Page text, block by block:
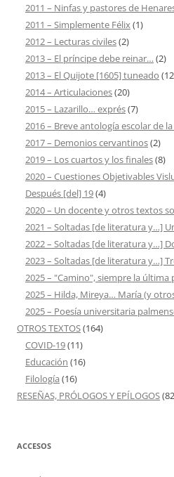
2011 – Ninfas y pastores de
2011 – Simplemente Félix(1)
2012 – Lecturas civiles(2)
2013 – El príncipe debe reinar… (2)
2013 – El Quijote [1605] tuneado
2014 – Articulaciones(20)
2015 – Lazarillo… exprés(7)
2016 – Breve antología escolar de
2017 – Demonios cervantinos(2)
2019 – Los cuartos y los finales(8)
2020 – Cuestiones Objetivables
Después [del] 19(4)
2020 – Un docente y otros textos
2021 – Soltadas [de literatura y…]
2022 – Soltadas [de literatura y…]
2023 – Soltadas [de literatura y…]
2025 – "Camino", siempre la última
2025 – Hilda, Mireya… María (y
2025 – Poesía universitaria
OTROS TEXTOS(164)
COVID-19(11)
Educación (16)
Filología (16)
RESEÑAS, PRÓLOGOS Y EPÍLOGOS
ACCESOS